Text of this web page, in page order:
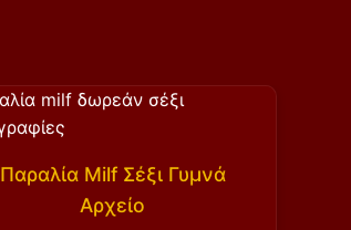
Παραλία Milf Σέξι Γυμνά
Αρχείο